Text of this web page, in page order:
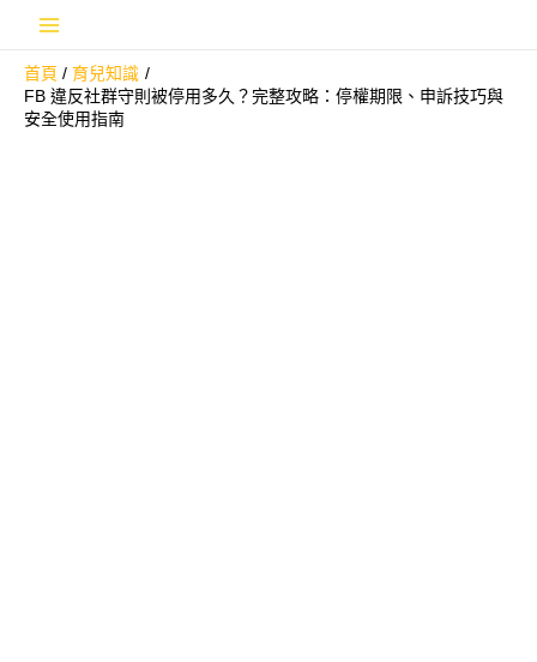
Menu
首頁
育兒知識
FB 違反社群守則被停用多久？完整攻略：停權期限、申訴技巧與
安全使用指南